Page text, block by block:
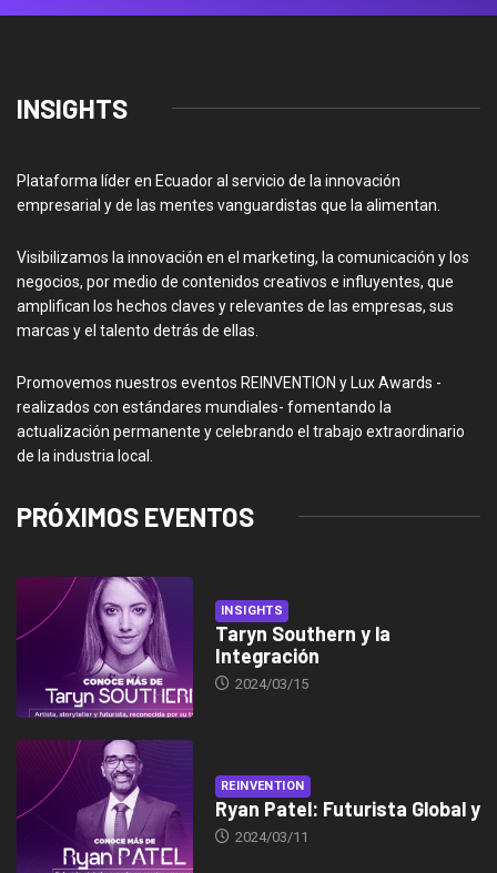
INSIGHTS
Plataforma líder en Ecuador al servicio de la innovación
empresarial y de las mentes vanguardistas que la alimentan.
Visibilizamos la innovación en el marketing, la comunicación y los
negocios, por medio de contenidos creativos e influyentes, que
amplifican los hechos claves y relevantes de las empresas, sus
marcas y el talento detrás de ellas.
Promovemos nuestros eventos REINVENTION y Lux Awards -
realizados con estándares mundiales- fomentando la
actualización permanente y celebrando el trabajo extraordinario
de la industria local.
PRÓXIMOS EVENTOS
INSIGHTS
Taryn Southern y la
Integración
2024/03/15
REINVENTION
Ryan Patel: Futurista Global y
2024/03/11